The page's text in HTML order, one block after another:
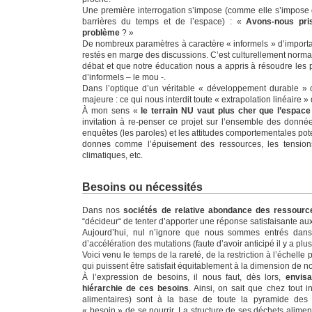
Une première interrogation s’impose (comme elle
barrières du temps et de l’espace) : «Avons-nous
problème ? »
De nombreux paramètres à caractère « informels »
restés en marge des discussions. C’est culturellement
débat et que notre éducation nous a appris à résoudre les
d’informels – le mou -.
Dans l’optique d’un véritable « développement durable
majeure : ce qui nous interdit toute « extrapolation linéaire
À mon sens « le terrain NU vaut plus cher que
invitation à re-penser ce projet sur l’ensemble des
enquêtes (les paroles) et les attitudes comportementales
donnes comme l’épuisement des ressources, les
climatiques, etc.
Besoins ou nécessités
Dans nossociétés de relative abondance des
“décideur“ de tenter d’apporter une réponse satisfaisante
Aujourd’hui, nul n’ignore que nous sommes entrés
d’accélération des mutations (faute d’avoir anticipé il y a
Voici venu le temps de la rareté, de la restriction à l’échelle
qui puissent être satisfait équitablement à la dimension de
À l’expression de besoins, il nous faut, dès lors,
hiérarchie de ces besoins. Ainsi, on sait que chez tout
alimentaires) sont à la base de toute la pyramide des